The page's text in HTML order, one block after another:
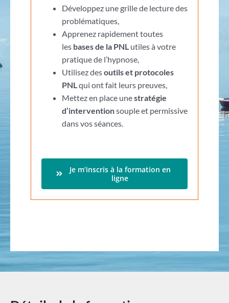
Développez une grille de lecture des
problématiques,
Apprenez rapidement toutes
lesbases de la PNLutiles à votre
pratique de l’hypnose,
Utilisez desoutils et protocoles
PNLqui ont fait leurs preuves,
Mettez en place unestratégie
d’interventionsouple et permissive
dans vos séances.
Je m’inscris à la formation en
ligne